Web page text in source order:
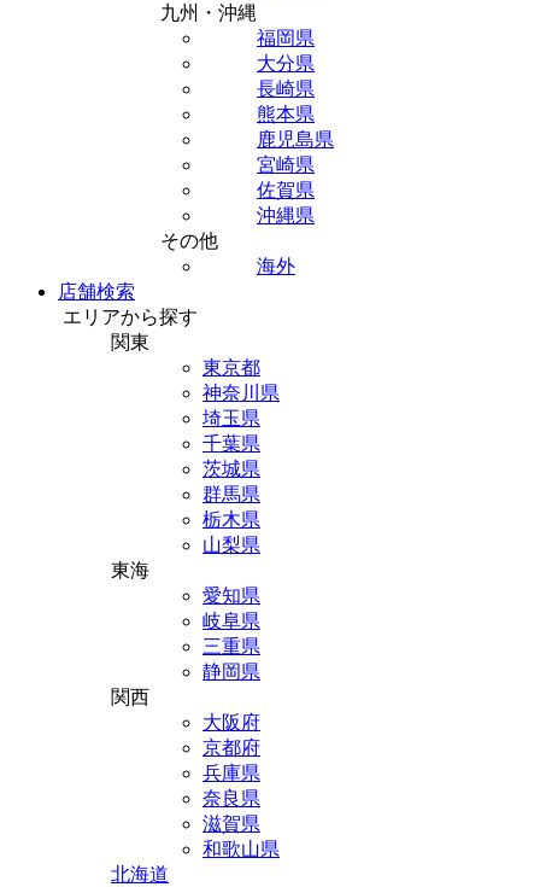
九州・沖縄
福岡県
大分県
長崎県
熊本県
鹿児島県
宮崎県
佐賀県
沖縄県
その他
海外
店舗検索
エリアから探す
関東
東京都
神奈川県
埼玉県
千葉県
茨城県
群馬県
栃木県
山梨県
東海
愛知県
岐阜県
三重県
静岡県
関西
大阪府
京都府
兵庫県
奈良県
滋賀県
和歌山県
北海道